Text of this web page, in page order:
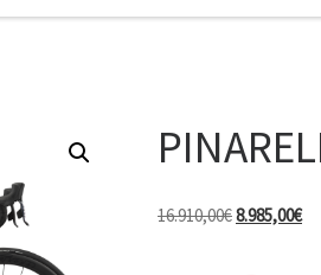
16.910,00€El precio
8.985,00€El